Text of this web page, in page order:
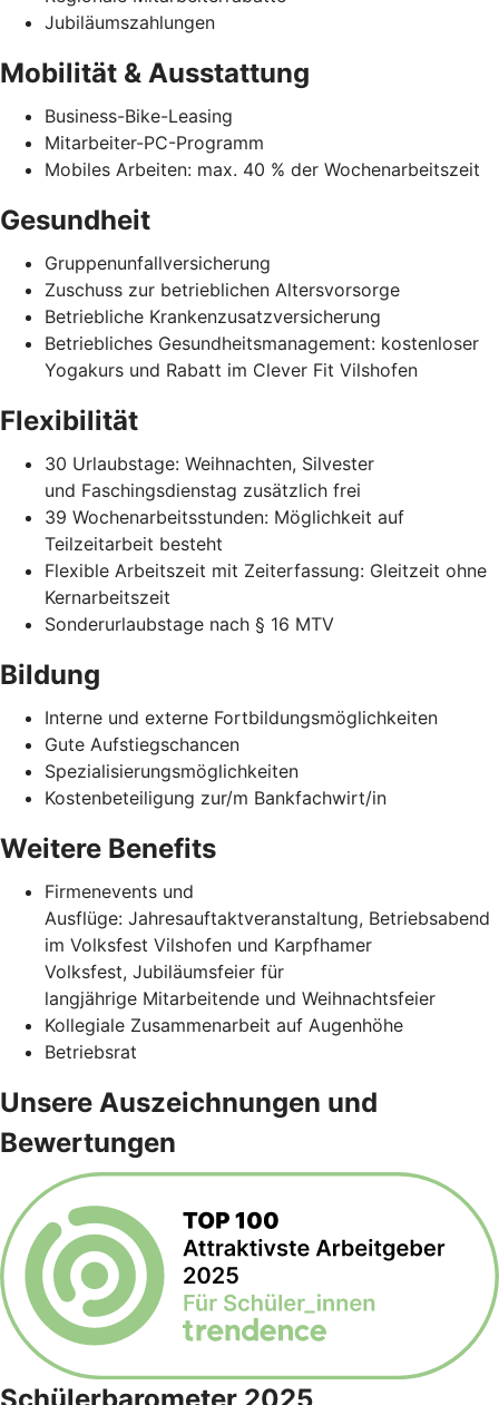
Jubiläumszahlungen
Mobilität & Ausstattung
Business-Bike-Leasing
Mitarbeiter-PC-Programm
Mobiles Arbeiten: max. 40 % der Wochenarbeitszeit
Gesundheit
Gruppenunfallversicherung
Zuschuss zur betrieblichen Altersvorsorge
Betriebliche Krankenzusatzversicherung
Betriebliches Gesundheitsmanagement: kostenloser
Yogakurs und Rabatt im Clever Fit Vilshofen
Flexibilität
30 Urlaubstage: Weihnachten, Silvester
und Faschingsdienstag zusätzlich frei
39 Wochenarbeitsstunden: Möglichkeit auf
Teilzeitarbeit besteht
Flexible Arbeitszeit mit Zeiterfassung: Gleitzeit ohne
Kernarbeitszeit
Sonderurlaubstage nach § 16 MTV
Bildung
Interne und externe Fortbildungsmöglichkeiten
Gute Aufstiegschancen
Spezialisierungsmöglichkeiten
Kostenbeteiligung zur/m Bankfachwirt/in
Weitere Benefits
Firmenevents und
Ausflüge: Jahresauftaktveranstaltung, Betriebsabend
im Volksfest Vilshofen und Karpfhamer
Volksfest, Jubiläumsfeier für
langjährige Mitarbeitende und Weihnachtsfeier
Kollegiale Zusammenarbeit auf Augenhöhe
Betriebsrat
Unsere Auszeichnungen und
Bewertungen